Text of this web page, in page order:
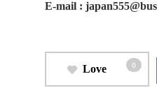
E-mail :
Love 0